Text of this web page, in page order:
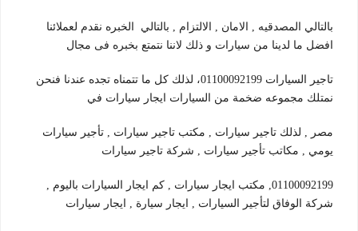
بالتالي المصدقيه , الامان , الالتزام , بالتالي الخبره نقدم لعملائنا
افضل ما لدينا من سيارات و ذلك لاننا نتمتع بخبره فى مجال
تاجير السيارات 01100092199، لذلك كل ما تتمناه تجده عندنا فنحن
نمتلك مجموعه ضخمة من السيارات ايجار سيارات في
مصر , لذلك تاجير سيارات , مكتب تاجير سيارات , تأجير سيارات
يومي , مكاتب تأجير سيارات , شركة تاجير سيارات
01100092199, مكتب ايجار سيارات , كم ايجار السيارات باليوم ,
شركة الوفاق لتأجير السيارات , ايجار سيارة , ايجار سيارات